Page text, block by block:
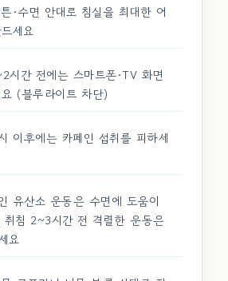
·수면 안대로 침실을 최대한 어
세요
시간 전에는 스마트폰·TV 화면
(블루라이트 차단)
이후에는 카페인 섭취를 피하세
유산소 운동은 수면에 도움이
취침 2~3시간 전 격렬한 운동은
요